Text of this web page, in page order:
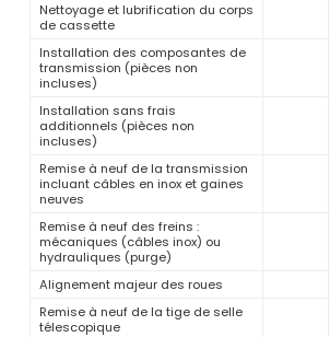
Nettoyage et lubrification du corps
de cassette
Installation des composantes de
transmission (pièces non
incluses)
Installation sans frais
additionnels (pièces non
incluses)
Remise à neuf de la transmission
incluant câbles en inox et gaines
neuves
Remise à neuf des freins :
mécaniques (câbles inox) ou
hydrauliques (purge)
Alignement majeur des roues
Remise à neuf de la tige de selle
télescopique